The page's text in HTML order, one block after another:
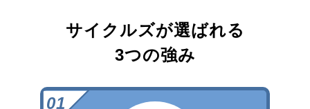
サイクルズが選ばれる
3つの強み